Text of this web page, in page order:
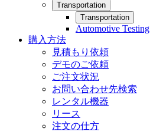
Transportation
Transportation
Automotive Testing
購入方法
見積もり依頼
デモのご依頼
ご注文状況
お問い合わせ先検索
レンタル機器
リース
注文の仕方